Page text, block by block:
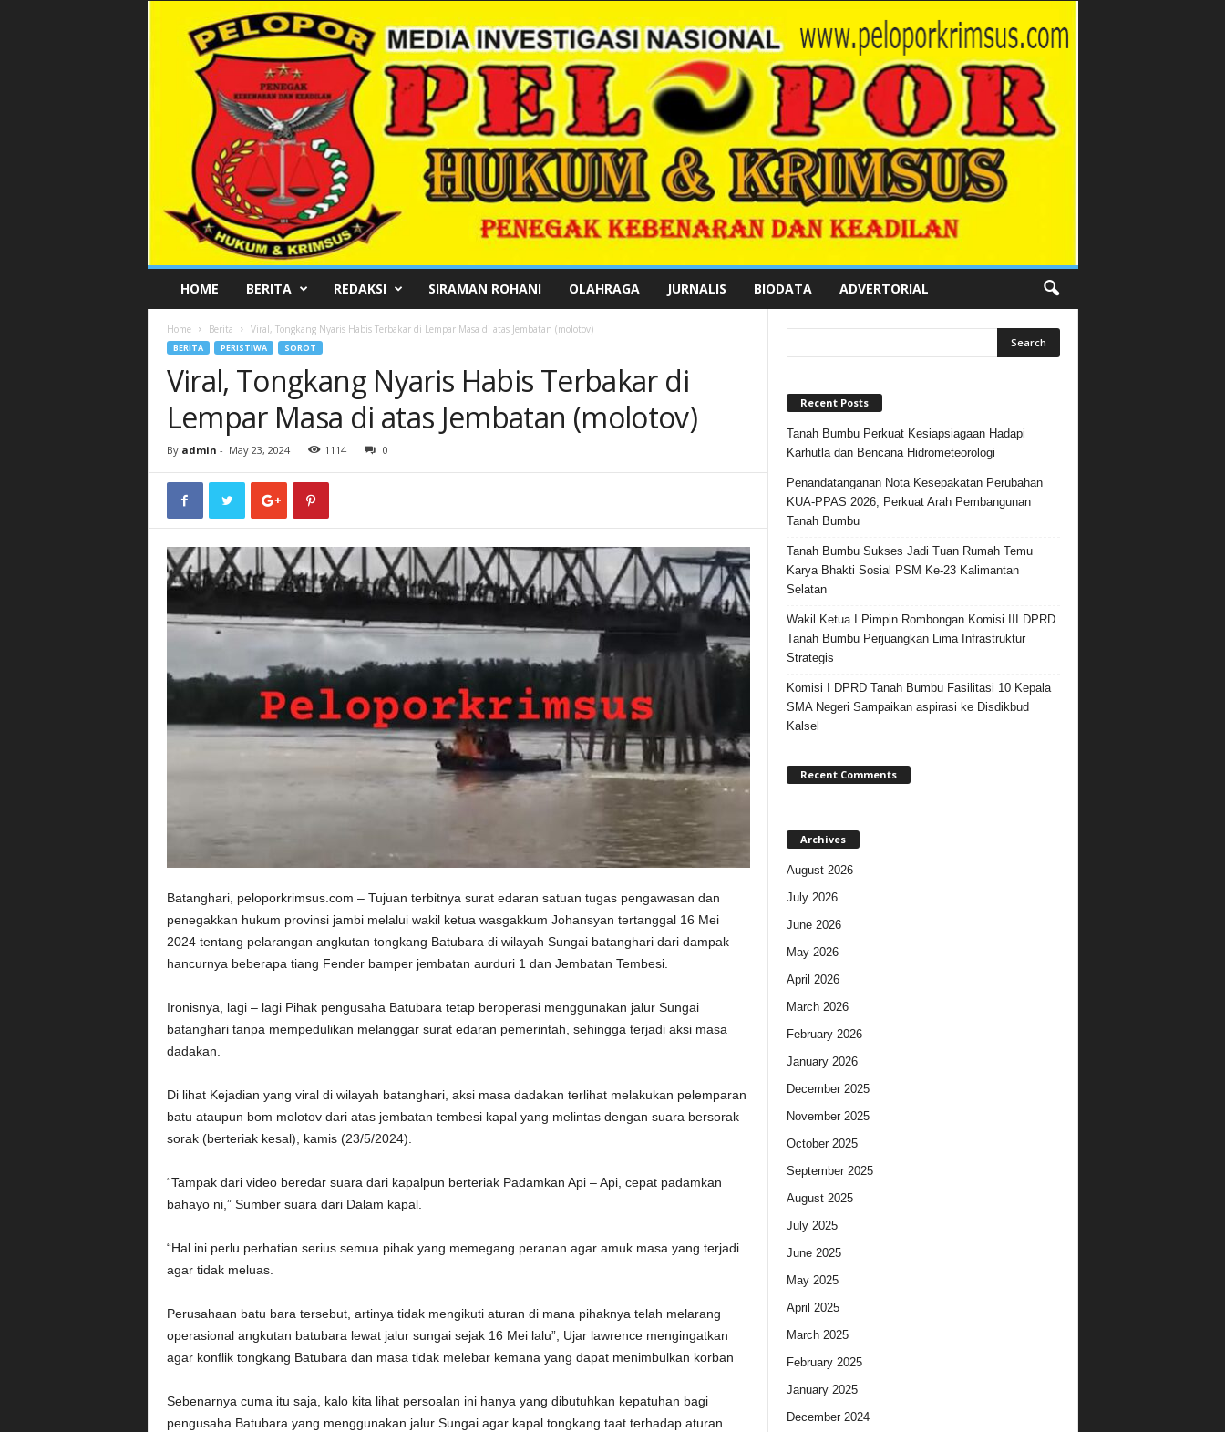
L
HOME BERITA REDAKSI SIRAMAN ROHANI OLAHRAGA JURNALIS BIODATA ADVERTORIAL
Home Berita Viral, Tongkang Nyaris Habis Terbakar di Lempar Masa di atas Jembatan (molotov)
BERITA PERISTIWA SOROT
Viral, Tongkang Nyaris Habis Terbakar di
Lempar Masa di atas Jembatan (molotov)
By admin - May 23, 2024 1114 0
Batanghari, peloporkrimsus.com – Tujuan terbitnya surat edaran satuan tugas pengawasan dan
penegakkan hukum provinsi jambi melalui wakil ketua wasgakkum Johansyan tertanggal 16 Mei
2024 tentang pelarangan angkutan tongkang Batubara di wilayah Sungai batanghari dari dampak
hancurnya beberapa tiang Fender bamper jembatan aurduri 1 dan Jembatan Tembesi.
Ironisnya, lagi – lagi Pihak pengusaha Batubara tetap beroperasi menggunakan jalur Sungai
batanghari tanpa mempedulikan melanggar surat edaran pemerintah, sehingga terjadi aksi masa
dadakan.
Di lihat Kejadian yang viral di wilayah batanghari, aksi masa dadakan terlihat melakukan pelemparan
batu ataupun bom molotov dari atas jembatan tembesi kapal yang melintas dengan suara bersorak
sorak (berteriak kesal), kamis (23/5/2024).
“Tampak dari video beredar suara dari kapalpun berteriak Padamkan Api – Api, cepat padamkan
bahayo ni,” Sumber suara dari Dalam kapal.
“Hal ini perlu perhatian serius semua pihak yang memegang peranan agar amuk masa yang terjadi
agar tidak meluas.
Perusahaan batu bara tersebut, artinya tidak mengikuti aturan di mana pihaknya telah melarang
operasional angkutan batubara lewat jalur sungai sejak 16 Mei lalu”, Ujar lawrence mengingatkan
agar konflik tongkang Batubara dan masa tidak melebar kemana yang dapat menimbulkan korban
Sebenarnya cuma itu saja, kalo kita lihat persoalan ini hanya yang dibutuhkan kepatuhan bagi
pengusaha Batubara yang menggunakan jalur Sungai agar kapal tongkang taat terhadap aturan
Recent Posts
Tanah Bumbu Perkuat Kesiapsiagaan Hadapi
Karhutla dan Bencana Hidrometeorologi
Penandatanganan Nota Kesepakatan Perubahan
KUA-PPAS 2026, Perkuat Arah Pembangunan
Tanah Bumbu
Tanah Bumbu Sukses Jadi Tuan Rumah Temu
Karya Bhakti Sosial PSM Ke-23 Kalimantan
Selatan
Wakil Ketua I Pimpin Rombongan Komisi III DPRD
Tanah Bumbu Perjuangkan Lima Infrastruktur
Strategis
Komisi I DPRD Tanah Bumbu Fasilitasi 10 Kepala
SMA Negeri Sampaikan aspirasi ke Disdikbud
Kalsel
Recent Comments
Archives
August 2026
July 2026
June 2026
May 2026
April 2026
March 2026
February 2026
January 2026
December 2025
November 2025
October 2025
September 2025
August 2025
July 2025
June 2025
May 2025
April 2025
March 2025
February 2025
January 2025
December 2024